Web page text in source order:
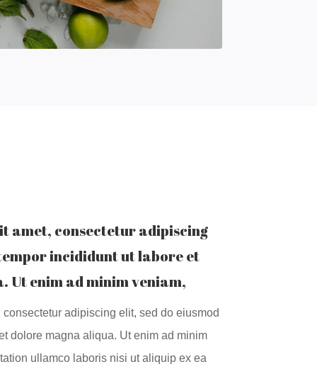
amet, consectetur adipiscing
incididunt ut labore et
Ut enim ad minim veniam,
adipiscing elit, sed do eiusmod
dolore magna aliqua. Ut enim ad minim
ullamco laboris nisi ut aliquip ex ea